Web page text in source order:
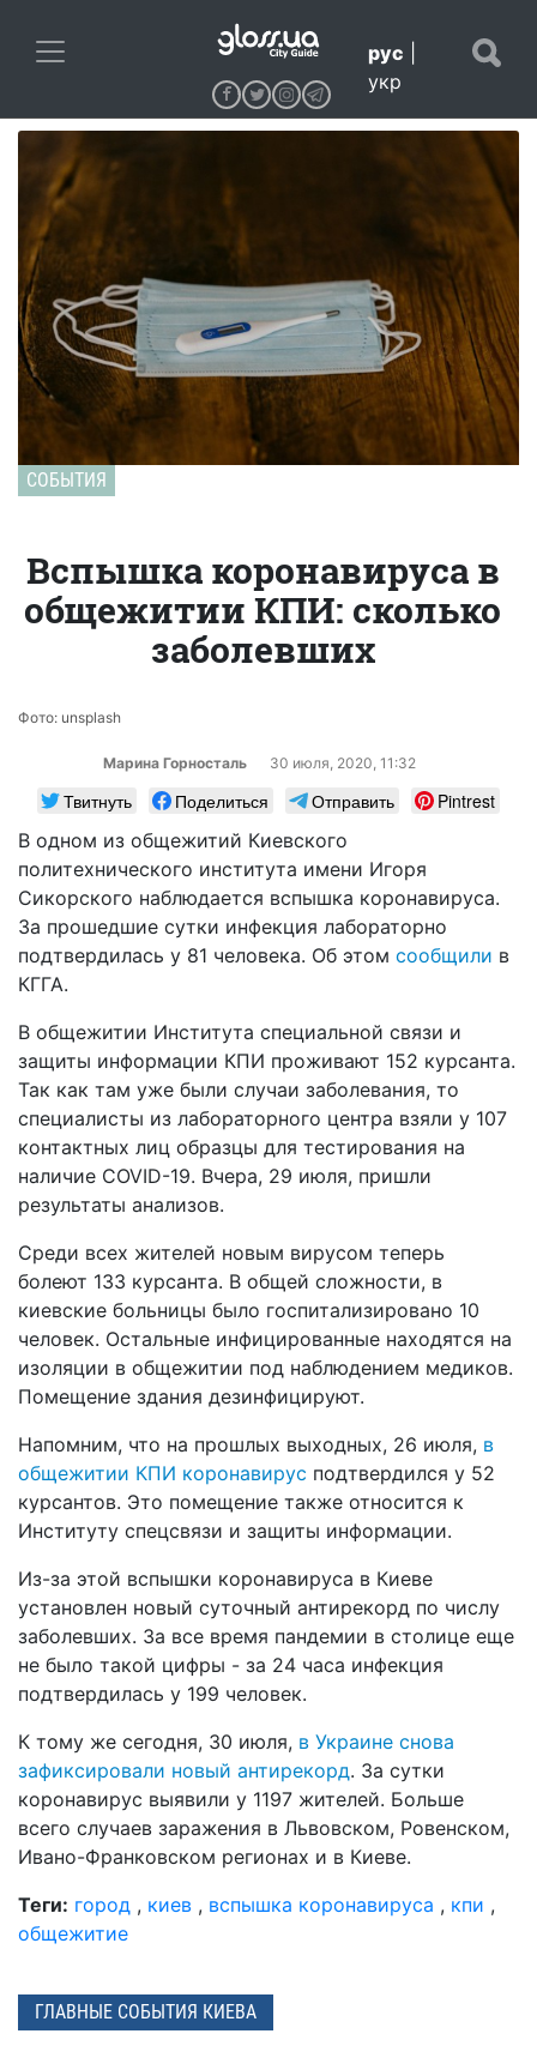
рус
укр
СОБЫТИЯ
Вспышка коронавируса в
общежитии КПИ: сколько
заболевших
Фото: unsplash
Марина Горносталь 30 июля, 2020, 11:32
Твитнуть Поделиться Отправить
Pintrest
В одном из общежитий Киевского
политехнического института имени Игоря
Сикорского наблюдается вспышка коронавируса.
За прошедшие сутки инфекция лабораторно
подтвердилась у 81 человека. Об этом сообщили в
КГГА.
В общежитии Института специальной связи и
защиты информации КПИ проживают 152 курсанта.
Так как там уже были случаи заболевания, то
специалисты из лабораторного центра взяли у 107
контактных лиц образцы для тестирования на
наличие COVID-19. Вчера, 29 июля, пришли
результаты анализов.
Среди всех жителей новым вирусом теперь
болеют 133 курсанта. В общей сложности, в
киевские больницы было госпитализировано 10
человек. Остальные инфицированные находятся на
изоляции в общежитии под наблюдением медиков.
Помещение здания дезинфицируют.
Напомним, что на прошлых выходных, 26 июля, в
общежитии КПИ коронавирус подтвердился у 52
курсантов. Это помещение также относится к
Институту спецсвязи и защиты информации.
Из-за этой вспышки коронавируса в Киеве
установлен новый суточный антирекорд по числу
заболевших. За все время пандемии в столице еще
не было такой цифры - за 24 часа инфекция
подтвердилась у 199 человек.
К тому же сегодня, 30 июля, в Украине снова
зафиксировали новый антирекорд. За сутки
коронавирус выявили у 1197 жителей. Больше
всего случаев заражения в Львовском, Ровенском,
Ивано-Франковском регионах и в Киеве.
Теги: город , киев , вспышка коронавируса , кпи ,
общежитие
ГЛАВНЫЕ СОБЫТИЯ КИЕВА